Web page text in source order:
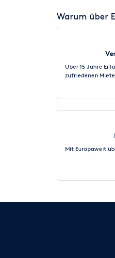
Warum über
Über 15 Jahre
zufriedenen
Mit Europaweit